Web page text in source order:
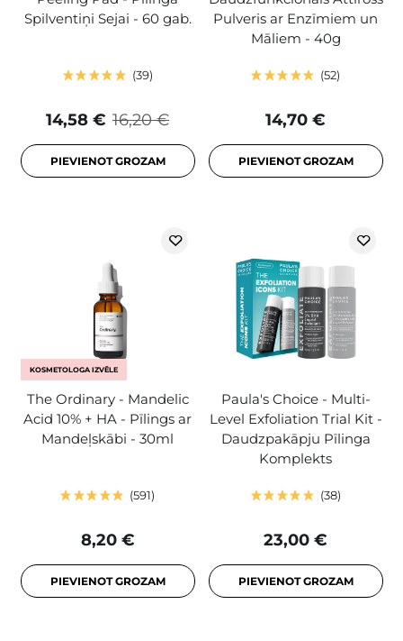
Spilventiņi Sejai - 60 gab.
39
16,20 €
14,58 €
PIEVIENOT GROZAM
Pulveris ar Enzīmiem un
Māliem - 40g
52
14,70 €
PIEVIENOT GROZAM
KOSMETOLOGA IZVĒLE
The Ordinary - Mandelic
Acid 10% + HA - Pīlings ar
Mandeļskābi - 30ml
591
8,20 €
PIEVIENOT GROZAM
Paula's Choice - Multi-
Level Exfoliation Trial Kit -
Daudzpakāpju Pīlinga
Komplekts
38
23,00 €
PIEVIENOT GROZAM